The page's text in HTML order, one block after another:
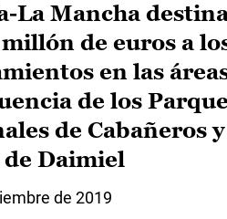
La Mancha
de euros a
en las
de los
de Cabañeros y
de Daimiel
de 2019